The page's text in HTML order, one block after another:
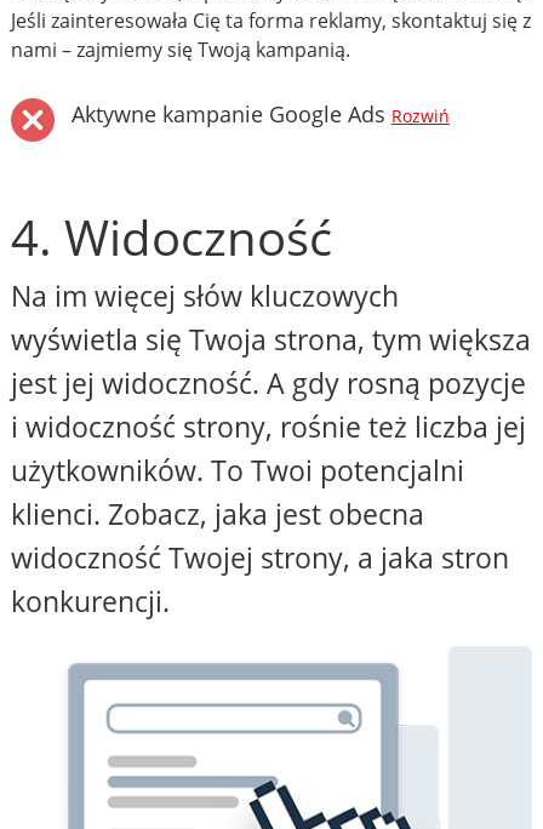
Jeśli zainteresowała Cię ta forma reklamy, skontaktuj się z
nami – zajmiemy się Twoją kampanią.
Aktywne kampanie Google Ads Rozwiń
4. Widoczność
Na im więcej słów kluczowych
wyświetla się Twoja strona, tym większa
jest jej widoczność. A gdy rosną pozycje
i widoczność strony, rośnie też liczba jej
użytkowników. To Twoi potencjalni
klienci. Zobacz, jaka jest obecna
widoczność Twojej strony, a jaka stron
konkurencji.